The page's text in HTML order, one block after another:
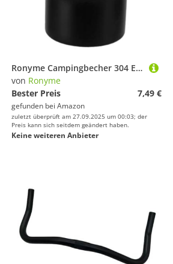
Ronyme Campingbecher 304 Edelstahl Trinkbecher Picknickbecher Outdoor Wasserbecher für Reisen, Schwarz
von Ronyme
Bester Preis
7,49 €
gefunden bei Amazon
zuletzt überprüft am 27.09.2025 um 00:03; der
Preis kann sich seitdem geändert haben.
Keine weiteren Anbieter